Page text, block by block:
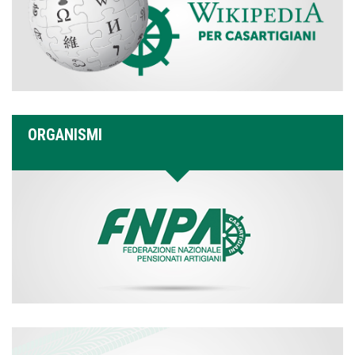
ORGANISMI